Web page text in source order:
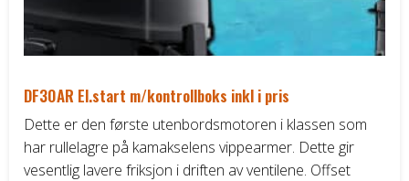
DF30AR El.start m/kontrollboks inkl i pris
Dette er den første utenbordsmotoren i klassen som
har rullelagre på kamakselens vippearmer. Dette gir
vesentlig lavere friksjon i driften av ventilene. Offset